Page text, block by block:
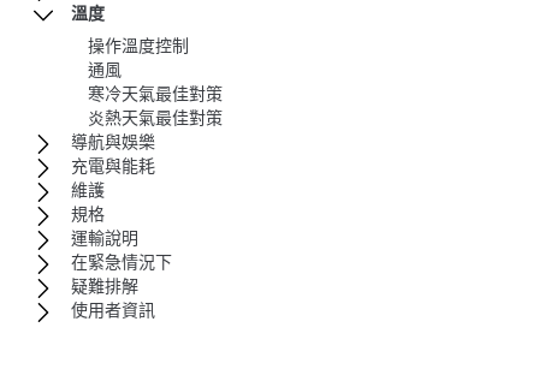
溫度
操作溫度控制
通風
寒冷天氣最佳對策
炎熱天氣最佳對策
導航與娛樂
充電與能耗
維護
規格
運輸說明
在緊急情況下
疑難排解
使用者資訊